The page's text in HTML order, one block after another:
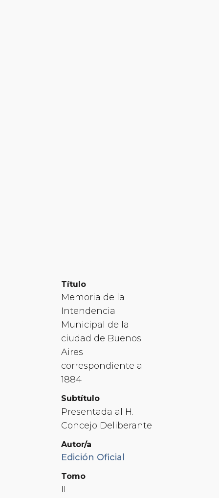
Título
Memoria de la
Intendencia
Municipal de la
ciudad de Buenos
Aires
correspondiente a
1884
Subtítulo
Presentada al H.
Concejo Deliberante
Autor/a
Edición Oficial
Tomo
II